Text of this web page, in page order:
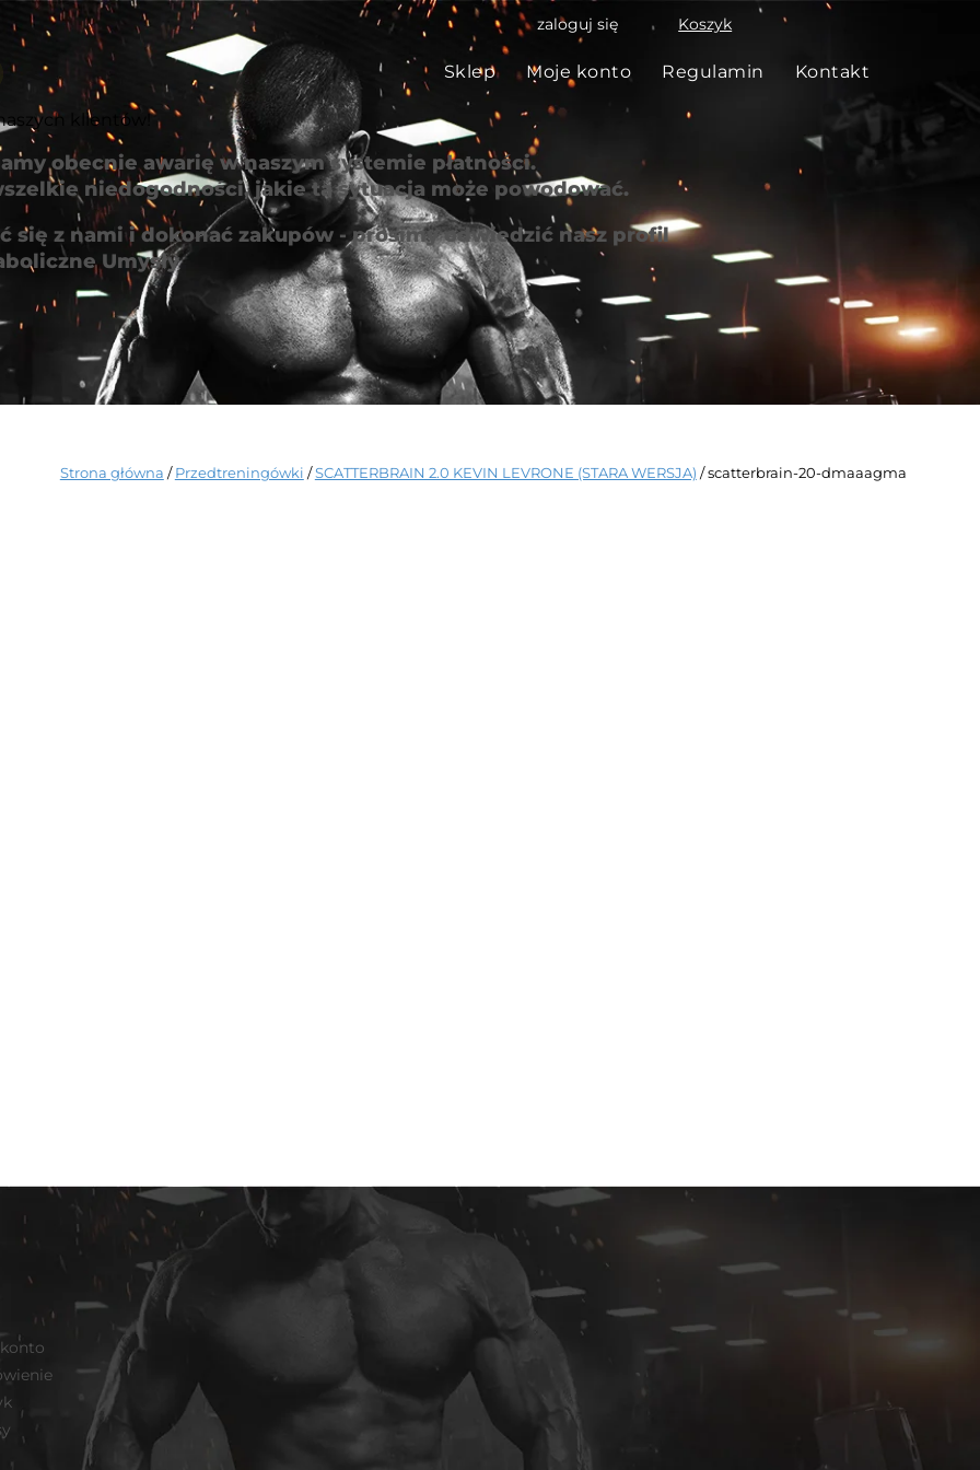
Koszyk
zaloguj się
Sklep Moje konto Regulamin Kontakt
Strona główna /Przedtreningówki /SCATTERBRAIN 2.0 KEVIN LEVRONE (STARA WERSJA) / scatterbrain-20-dmaaagma
klientów!
obecnie awarię w naszym systemie płatności.
niedogodności, jakie ta sytuacja może powodować.
się z nami i dokonać zakupów - prosimy odwiedzić nasz profil
Umysły